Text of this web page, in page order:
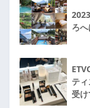
ろ
テ
受